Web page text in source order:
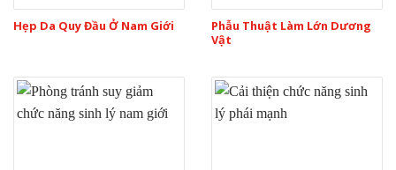
Hẹp Da Quy Đầu Ở Nam Giới
Phẫu Thuật Làm Lớn Dương
Vật